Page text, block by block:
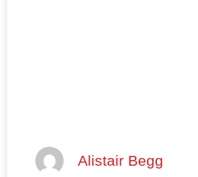
Alistair Begg